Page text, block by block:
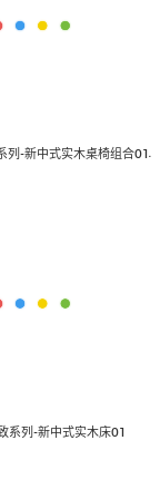
列-新中式实木桌椅组合01
系列-新中式实木床01